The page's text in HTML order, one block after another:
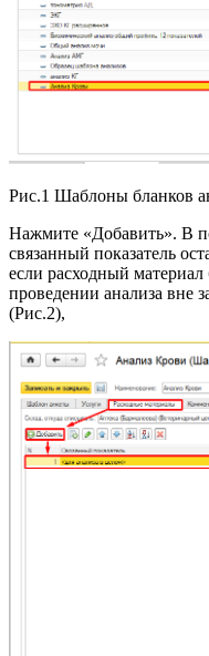
Рис.1 Шаблоны бланков
Нажмите «Добавить». В
связанный показатель
если расходный материал
проведении анализа вне
(Рис.2),